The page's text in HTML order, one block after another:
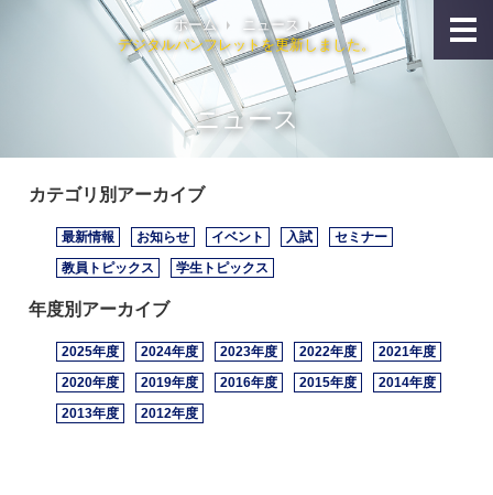
ホーム
ニュース
デジタルパンフレットを更新しました。
ニュース
カテゴリ別アーカイブ
最新情報 お知らせ イベント 入試
セミナー
教員トピックス
学生トピックス
年度別アーカイブ
2025年度 2024年度 2023年度 2022年度
2021年度
2020年度
2019年度 2016年度 2015年度
2014年度
2013年度
2012年度